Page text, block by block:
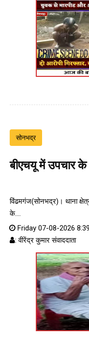
सोनभद्र
बीएचयू में उपचार के
विंढमगंज(सोनभद्र)। थाना
के....
Friday 07-08-2026
: वीरेंद्र कुमार संवाददाता